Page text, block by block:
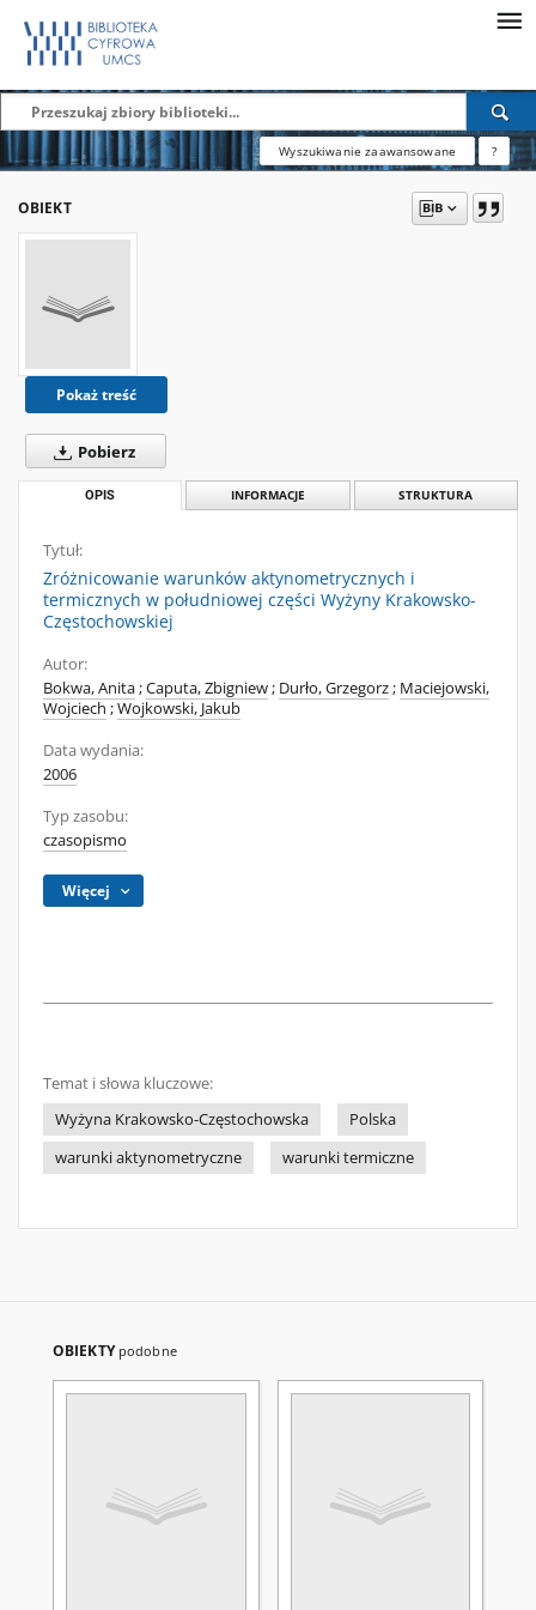
Wyszukiwanie zaawansowane ?
OBIEKT
Pokaż treść
Pobierz
OPIS INFORMACJE STRUKTURA
Tytuł:
Zróżnicowanie warunków aktynometrycznych i
termicznych w południowej części Wyżyny Krakowsko-
Częstochowskiej
Autor:
Bokwa, Anita;Caputa, Zbigniew; Durło, Grzegorz; Maciejowski,
Wojciech ;Wojkowski, Jakub
Data wydania:
2006
Typ zasobu:
czasopismo
Więcej
Temat i słowa kluczowe:
Wyżyna Krakowsko-Częstochowska
Polska
warunki aktynometryczne
warunki termiczne
OBIEKTY podobne